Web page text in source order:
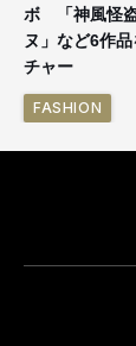
ボ 「神風怪
ヌ」など6作
チャー
FASHION